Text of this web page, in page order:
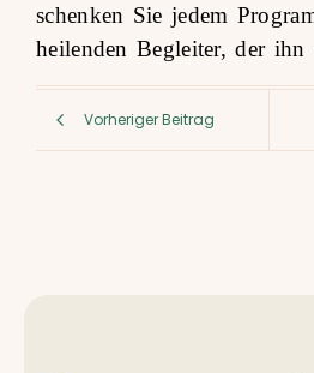
schenken Sie jedem
heilenden Begleiter, der
Vorheriger Beitrag